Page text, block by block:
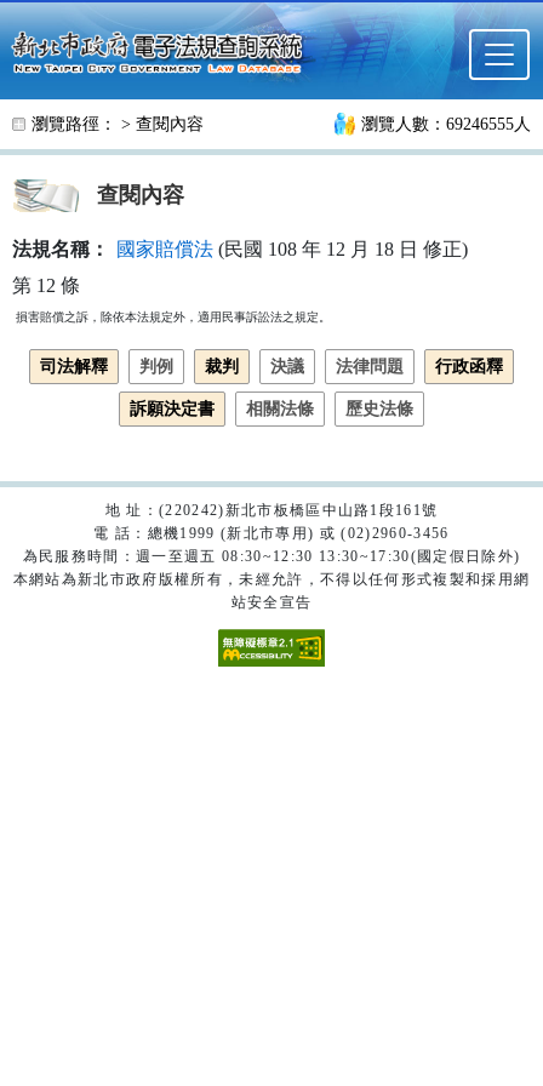
跳至主要內容
瀏覽路徑： > 查閱內容 瀏覽人數：69246555人
查閱內容
法規名稱： 國家賠償法 (民國 108 年 12 月 18 日 修正)
第 12 條
司法解釋 判例 裁判 決議 法律問題 行政函釋
訴願決定書 相關法條 歷史法條
地 址：(220242)新北市板橋區中山路1段161號
電 話：總機1999 (新北市專用) 或 (02)2960-3456
為民服務時間：週一至週五 08:30~12:30 13:30~17:30(國定假日除外)
本網站為新北市政府版權所有，未經允許，不得以任何形式複製和採用網
站安全宣告